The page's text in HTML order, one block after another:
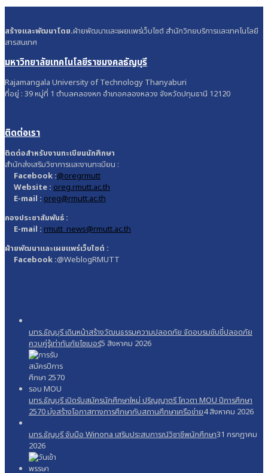
สร้างและพัฒนาโดย.ฝ่ายพัฒนาและเผยแพร่เว็บไซต์ สำนักวิทยบริการและเทคโนโลยี
สารสนเทศ
มหาวิทยาลัยเทคโนโลยีราชมงคลธัญบุรี
Rajamangala University of Technology Thanyaburi
ที่อยู่ : 39 หมู่ที่ 1 ตำบลคลองหก อำเภอคลองหลวง จังหวัดปทุมธานี 12120
ติดต่อเรา
ติดต่อสำหรับงานทะเบียนนักศึกษา
สำนักส่งเสริมวิชาการและงานทะเบียน :
Facebook :@oregrmutt
Website : oreg.rmutt.ac.th
E-mail : oreg@rmutt.ac.th
กองประชาสัมพันธ์ :
E-mail : rmutt_news@rmutt.ac.th
ฝ่ายพัฒนาและเผยแพร่เว็บไซต์ :
Facebook :@WeblogRMUTT
มทร.ธัญบุรี เดินหน้าสร้างวัฒนธรรมความปลอดภัย จัดอบรมขับขี่ปลอดภัย
ควบคู่รู้เท่าทันภัยไซเบอร์5 สิงหาคม 2026
มทร.ธัญบุรี เปิดรับสมัครนักศึกษาใหม่ ปริญญาตรี โควตา MOU ปีการศึกษา
2570 มุ่งสร้างโอกาสทางการศึกษากับสถานศึกษาเครือข่าย4 สิงหาคม 2026
มทร.ธัญบุรี จับมือ Winona เสริมประสบการณ์วิชาชีพนักศึกษา31 กรกฎาคม
2026